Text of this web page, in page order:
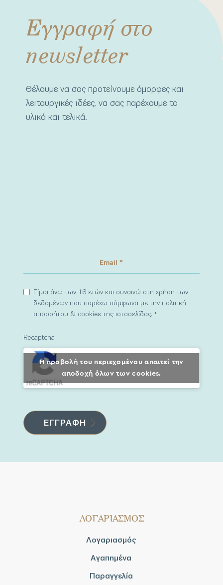
Εγγραφή στο
newsletter
Θέλουμε να σας προτείνουμε όμορφες και
λειτουργικές ιδέες, να σας παρέχουμε τα
υλικά και τελικά.
Είμαι άνω των 16 ετών και συναινώ στη χρήση των
δεδομένων που παρέχω σύμφωνα με την πολιτική
απορρήτου & cookies της ιστοσελίδας.*
Recaptcha
Η προβολή του περιεχομένου απαιτεί την
αποδοχή όλων των cookies.
ΛΟΓΑΡΙΑΣΜΟΣ
Λογαριασμός
Αγαπημένα
Παραγγελία